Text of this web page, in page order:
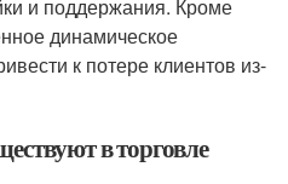
и поддержания. Кроме
динамическое
к потере клиентов из-
в торговле